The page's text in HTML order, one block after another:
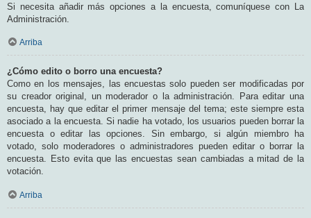
Si necesita añadir más opciones a la encuesta, comuníquese con La
Administración.
Arriba
¿Cómo edito o borro una encuesta?
Como en los mensajes, las encuestas solo pueden ser modificadas por
su creador original, un moderador o la administración. Para editar una
encuesta, hay que editar el primer mensaje del tema; este siempre esta
asociado a la encuesta. Si nadie ha votado, los usuarios pueden borrar la
encuesta o editar las opciones. Sin embargo, si algún miembro ha
votado, solo moderadores o administradores pueden editar o borrar la
encuesta. Esto evita que las encuestas sean cambiadas a mitad de la
votación.
Arriba